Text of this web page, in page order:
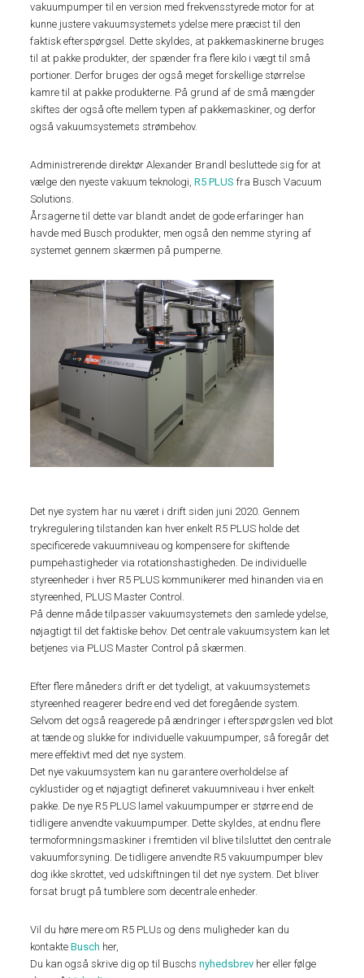
vakuumpumper til en version med frekvensstyrede motor for at
kunne justere vakuumsystemets ydelse mere præcist til den
faktisk efterspørgsel. Dette skyldes, at pakkemaskinerne bruges
til at pakke produkter, der spænder fra flere kilo i vægt til små
portioner. Derfor bruges der også meget forskellige størrelse
kamre til at pakke produkterne. På grund af de små mængder
skiftes der også ofte mellem typen af pakkemaskiner, og derfor
også vakuumsystemets strømbehov.
Administrerende direktør Alexander Brandl besluttede sig for at
vælge den nyeste vakuum teknologi,R5 PLUS fra Busch Vacuum
Solutions.
Årsagerne til dette var blandt andet de gode erfaringer han
havde med Busch produkter, men også den nemme styring af
systemet gennem skærmen på pumperne.
Det nye system har nu været i drift siden juni 2020. Gennem
trykregulering tilstanden kan hver enkelt R5 PLUS holde det
specificerede vakuumniveau og kompensere for skiftende
pumpehastigheder via rotationshastigheden. De individuelle
styreenheder i hver R5 PLUS kommunikerer med hinanden via en
styreenhed, PLUS Master Control.
På denne måde tilpasser vakuumsystemets den samlede ydelse,
nøjagtigt til det faktiske behov. Det centrale vakuumsystem kan let
betjenes via PLUS Master Control på skærmen.
Efter flere måneders drift er det tydeligt, at vakuumsystemets
styreenhed reagerer bedre end ved det foregående system.
Selvom det også reagerede på ændringer i efterspørgslen ved blot
at tænde og slukke for individuelle vakuumpumper, så foregår det
mere effektivt med det nye system.
Det nye vakuumsystem kan nu garantere overholdelse af
cyklustider og et nøjagtigt defineret vakuumniveau i hver enkelt
pakke. De nye R5 PLUS lamel vakuumpumper er større end de
tidligere anvendte vakuumpumper. Dette skyldes, at endnu flere
termoformningsmaskiner i fremtiden vil blive tilsluttet den centrale
vakuumforsyning. De tidligere anvendte R5 vakuumpumper blev
dog ikke skrottet, ved udskiftningen til det nye system. Det bliver
forsat brugt på tumblere som decentrale enheder.
Vil du høre mere om R5 PLUs og dens muligheder kan du
kontakteBusch her,
Du kan også skrive dig op til Buschsnyhedsbrev her eller følge